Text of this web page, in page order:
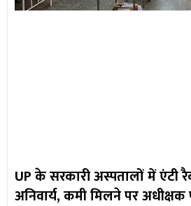
UP के सरकारी अस्पतालों में एंटी
अनिवार्य, कमी मिलने पर अधीक्षक